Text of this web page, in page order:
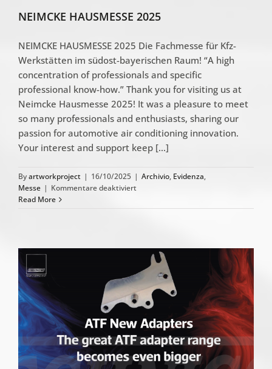
NEIMCKE HAUSMESSE 2025
NEIMCKE HAUSMESSE 2025 Die Fachmesse für Kfz-
Werkstätten im südost-bayerischen Raum! “A high
concentration of professionals and specific
professional know-how.” Thank you for visiting us at
Neimcke Hausmesse 2025! It was a pleasure to meet
so many professionals and enthusiasts, sharing our
passion for automotive air conditioning innovation.
Your interest and support keep [...]
Byartworkproject | 16/10/2025 | Archivio, Evidenza,
Messe | Kommentare deaktiviertfür
HAUSMESSE
Read More